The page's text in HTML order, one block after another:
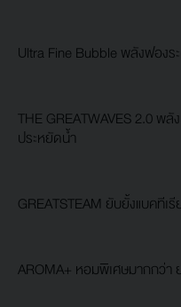
Ultra Fine Bubble พลังฟอง
THE GREATWAVES 2.0 พ
ประหยัดน้ำ
GREATSTEAM ยับยั้งแบคทีเ
AROMA+ หอมพิเศษมากกว่า